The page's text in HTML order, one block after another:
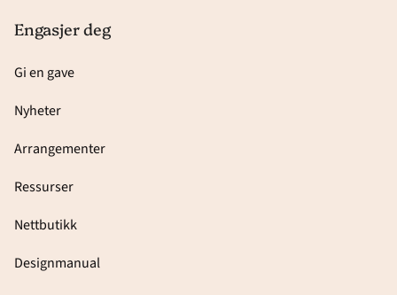
Engasjer deg
Gi en gave
Nyheter
Arrangementer
Ressurser
Nettbutikk
Designmanual